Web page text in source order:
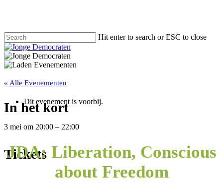
Hit enter to search or ESC to close
« Alle Evenementen
Dit evenement is voorbij.
JDA: Liberation, Conscious
about Freedom
In het kort
3 mei om 20:00 – 22:00
Tickets